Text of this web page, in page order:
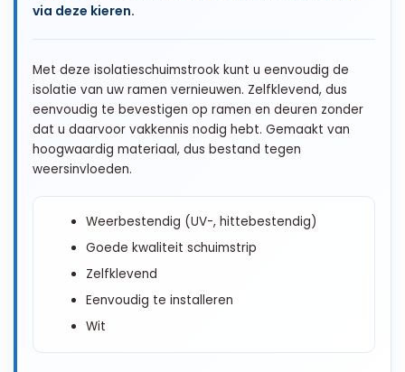
via deze kieren.
Met deze isolatieschuimstrook kunt u eenvoudig de
isolatie van uw ramen vernieuwen. Zelfklevend, dus
eenvoudig te bevestigen op ramen en deuren zonder
dat u daarvoor vakkennis nodig hebt. Gemaakt van
hoogwaardig materiaal, dus bestand tegen
weersinvloeden.
Weerbestendig (UV-, hittebestendig)
Goede kwaliteit schuimstrip
Zelfklevend
Eenvoudig te installeren
Wit